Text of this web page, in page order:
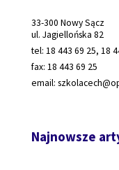
33-300 Nowy Sącz
ul. Jagiellońska 82
tel: 18 443 69 25, 18
fax: 18 443 69 25
email:
Najnowsze